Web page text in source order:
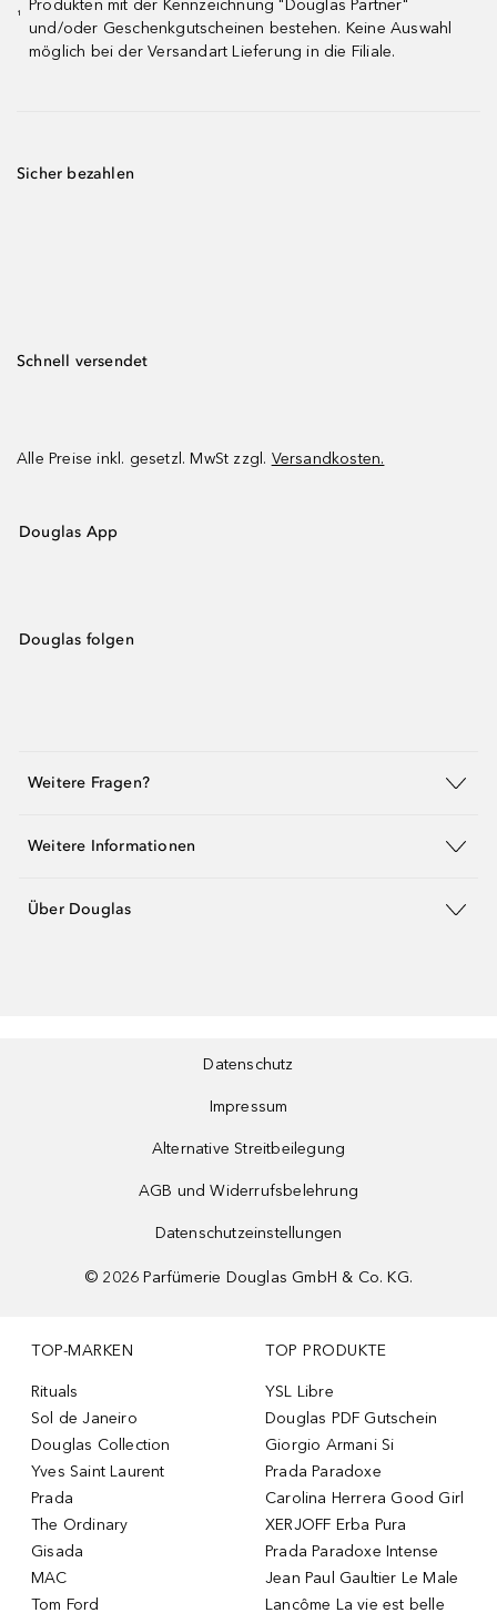
¹
Produkten mit der Kennzeichnung "Douglas Partner"
und/oder Geschenkgutscheinen bestehen. Keine Auswahl
möglich bei der Versandart Lieferung in die Filiale.
Sicher bezahlen
Schnell versendet
Alle Preise inkl. gesetzl. MwSt zzgl. Versandkosten.
Douglas App
Douglas folgen
Weitere Fragen?
Weitere Informationen
Über Douglas
Datenschutz
Impressum
Alternative Streitbeilegung
AGB und Widerrufsbelehrung
Datenschutzeinstellungen
© 2026 Parfümerie Douglas GmbH & Co. KG.
TOP-MARKEN
Rituals
Sol de Janeiro
Douglas Collection
Yves Saint Laurent
Prada
The Ordinary
Gisada
MAC
Tom Ford
TOP PRODUKTE
YSL Libre
Douglas PDF Gutschein
Giorgio Armani Si
Prada Paradoxe
Carolina Herrera Good Girl
XERJOFF Erba Pura
Prada Paradoxe Intense
Jean Paul Gaultier Le Male
Lancôme La vie est belle